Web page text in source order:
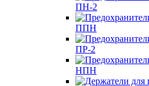
ПН-2
ППН
ПР-2
НПН